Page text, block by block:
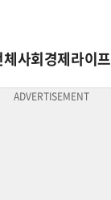
사회경제라이프